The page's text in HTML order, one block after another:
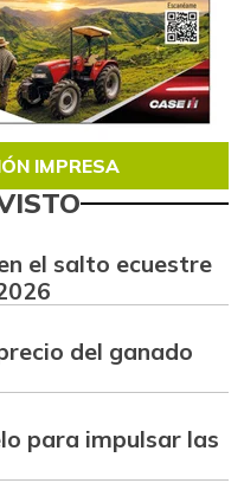
IMPRESA
el salto ecuestre
del ganado
para impulsar las